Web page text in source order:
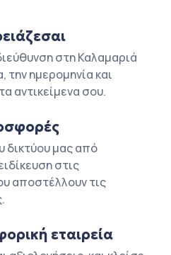
στη Καλαμαριά
την ημερομηνία και
αντικείμενα σου.
δικτύου μας από
στις
αποστέλλουν τις
εταιρεία